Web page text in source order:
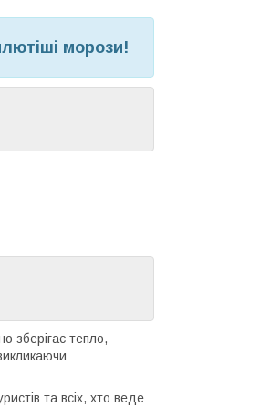
морози!
зберігає тепло,
та всіх, хто веде